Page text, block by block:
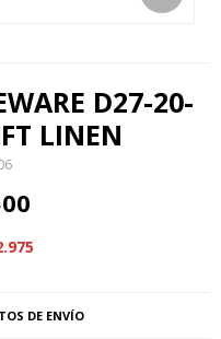
D27-20-
LINEN
DE ENVÍO